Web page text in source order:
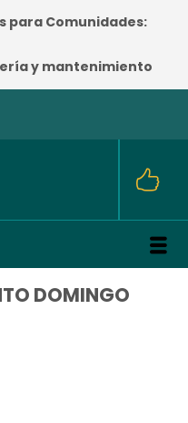
para Comunidades:
y mantenimiento
DOMINGO